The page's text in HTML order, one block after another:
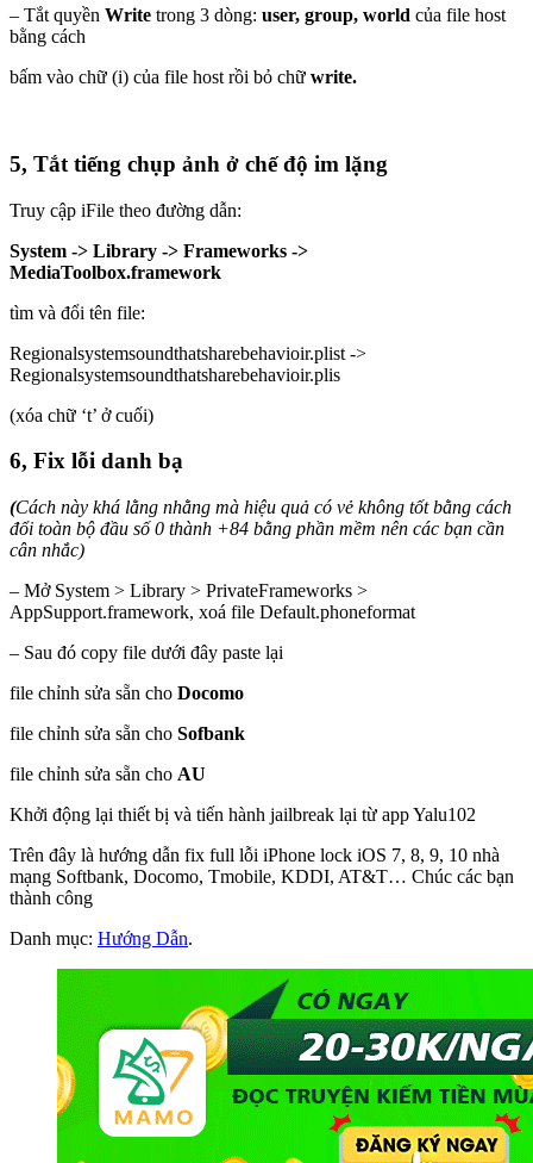
– Tắt quyền Write trong 3 dòng: user, group, world của file host
bằng cách
bấm vào chữ (i) của file host rồi bỏ chữ write.
5, Tắt tiếng chụp ảnh ở chế độ im lặng
Truy cập iFile theo đường dẫn:
System -> Library -> Frameworks ->
MediaToolbox.framework
tìm và đổi tên file:
Regionalsystemsoundthatsharebehavioir.plist ->
Regionalsystemsoundthatsharebehavioir.plis
(xóa chữ ‘t’ ở cuối)
6, Fix lỗi danh bạ
(Cách này khá lằng nhằng mà hiệu quả có vẻ không tốt bằng cách
đổi toàn bộ đầu số 0 thành +84 bằng phần mềm nên các bạn cần
cân nhắc)
– Mở System > Library > PrivateFrameworks >
AppSupport.framework, xoá file Default.phoneformat
– Sau đó copy file dưới đây paste lại
file chỉnh sửa sẵn cho Docomo
file chỉnh sửa sẵn cho Sofbank
file chỉnh sửa sẵn cho AU
Khởi động lại thiết bị và tiến hành jailbreak lại từ app Yalu102
Trên đây là hướng dẫn fix full lỗi iPhone lock iOS 7, 8, 9, 10 nhà
mạng Softbank, Docomo, Tmobile, KDDI, AT&T… Chúc các bạn
thành công
Danh mục: Hướng Dẫn.